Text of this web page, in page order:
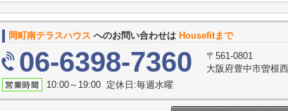
岡町南テラスハウス へのお問い合わせは Housefitまで
06-6398-7360
〒561-0801
大阪府豊中市曽根
10:00～19:00 定休日:毎週水曜